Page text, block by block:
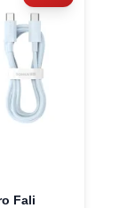
Fali